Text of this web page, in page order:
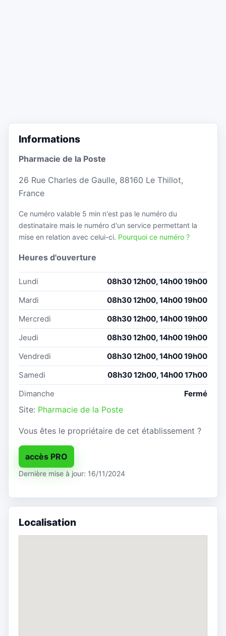
Informations
Pharmacie de la Poste
26 Rue Charles de Gaulle, 88160 Le Thillot,
France
Ce numéro valable 5 min n'est pas le numéro du
destinataire mais le numéro d'un service permettant la
mise en relation avec celui-ci. Pourquoi ce numéro ?
Heures d'ouverture
Lundi
08h30 12h00, 14h00 19h00
Mardi
08h30 12h00, 14h00 19h00
Mercredi
08h30 12h00, 14h00 19h00
Jeudi
08h30 12h00, 14h00 19h00
Vendredi
08h30 12h00, 14h00 19h00
Samedi
08h30 12h00, 14h00 17h00
Dimanche
Fermé
Site: Pharmacie de la Poste
Vous êtes le propriétaire de cet établissement ?
accès PRO
Dernière mise à jour: 16/11/2024
Localisation